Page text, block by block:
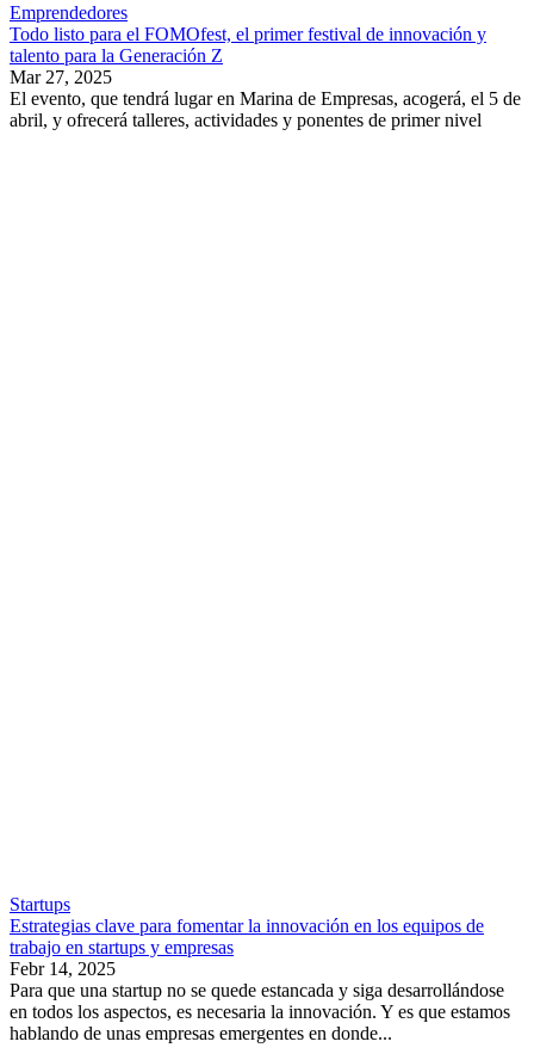
Emprendedores
Todo listo para el FOMOfest, el primer festival de innovación y
talento para la Generación Z
Mar 27, 2025
El evento, que tendrá lugar en Marina de Empresas, acogerá, el 5 de
abril, y ofrecerá talleres, actividades y ponentes de primer nivel
Startups
Estrategias clave para fomentar la innovación en los equipos de
trabajo en startups y empresas
Febr 14, 2025
Para que una startup no se quede estancada y siga desarrollándose
en todos los aspectos, es necesaria la innovación. Y es que estamos
hablando de unas empresas emergentes en donde...